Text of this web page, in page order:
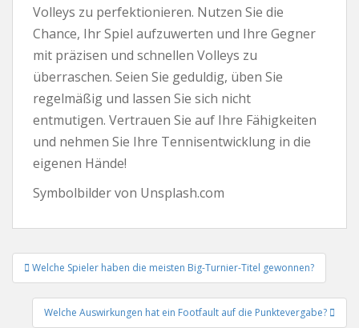
Volleys zu perfektionieren. Nutzen Sie die
Chance, Ihr Spiel aufzuwerten und Ihre Gegner
mit präzisen und schnellen Volleys zu
überraschen. Seien Sie geduldig, üben Sie
regelmäßig und lassen Sie sich nicht
entmutigen. Vertrauen Sie auf Ihre Fähigkeiten
und nehmen Sie Ihre Tennisentwicklung in die
eigenen Hände!
Symbolbilder von Unsplash.com
Beitrags-
Navigation
Welche Spieler haben die meisten Big-Turnier-Titel gewonnen?
Welche Auswirkungen hat ein Footfault auf die Punktevergabe?